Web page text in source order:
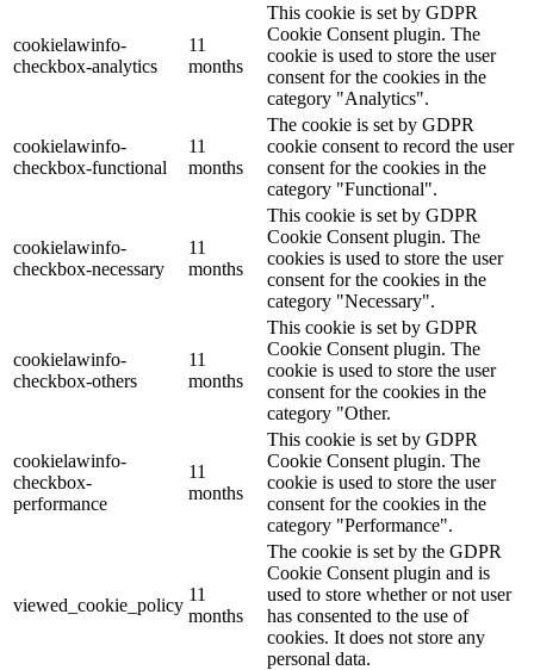
cookielawinfo-
checkbox-analytics
11
months
This cookie is set by GDPR
Cookie Consent plugin. The
cookie is used to store the user
consent for the cookies in the
category "Analytics".
cookielawinfo-
checkbox-functional
11
months
The cookie is set by GDPR
cookie consent to record the user
consent for the cookies in the
category "Functional".
cookielawinfo-
checkbox-necessary
11
months
This cookie is set by GDPR
Cookie Consent plugin. The
cookies is used to store the user
consent for the cookies in the
category "Necessary".
cookielawinfo-
checkbox-others
11
months
This cookie is set by GDPR
Cookie Consent plugin. The
cookie is used to store the user
consent for the cookies in the
category "Other.
cookielawinfo-
checkbox-
performance
11
months
This cookie is set by GDPR
Cookie Consent plugin. The
cookie is used to store the user
consent for the cookies in the
category "Performance".
viewed_cookie_policy
11
months
The cookie is set by the GDPR
Cookie Consent plugin and is
used to store whether or not user
has consented to the use of
cookies. It does not store any
personal data.